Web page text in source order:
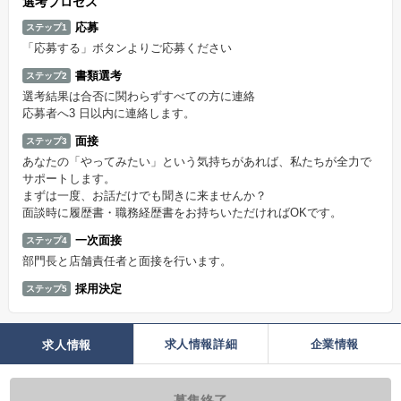
ステップ1
応募
「応募する」ボタンよりご応募ください
ステップ2
書類選考
選考結果は合否に関わらずすべての方に連絡
応募者へ3 日以内に連絡します。
ステップ3
面接
あなたの「やってみたい」という気持ちがあれば、私たちが全力で
サポートします。
まずは一度、お話だけでも聞きに来ませんか？
面談時に履歴書・職務経歴書をお持ちいただければOKです。
ステップ4
一次面接
部門長と店舗責任者と面接を行います。
ステップ5 採用決定
求人情報 求人情報詳細 企業情報